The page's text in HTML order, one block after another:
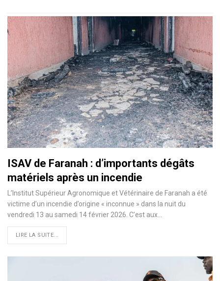
ISAV de Faranah : d’importants dégâts
matériels après un incendie
L’Institut Supérieur Agronomique et Vétérinaire de Faranah a été
victime d’un incendie d’origine « inconnue » dans la nuit du
vendredi 13 au samedi 14 février 2026. C’est aux…
LIRE LA SUITE...